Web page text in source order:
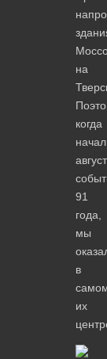
на
когда
91
года,
мы
в
их